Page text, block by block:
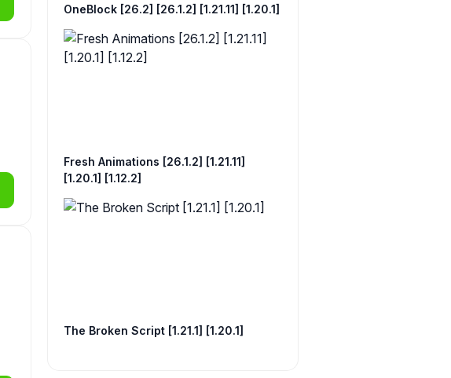
OneBlock [26.2] [26.1.2] [1.21.11] [1.20.1]
Fresh Animations [26.1.2] [1.21.11]
[1.20.1] [1.12.2]
The Broken Script [1.21.1] [1.20.1]